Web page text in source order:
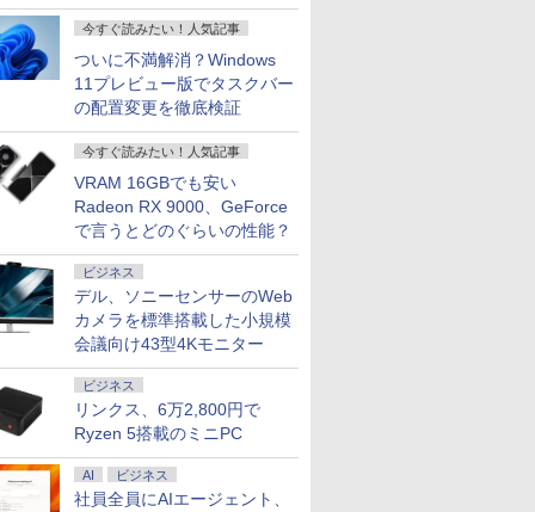
今すぐ読みたい！人気記事
ついに不満解消？Windows
11プレビュー版でタスクバー
の配置変更を徹底検証
今すぐ読みたい！人気記事
VRAM 16GBでも安い
Radeon RX 9000、GeForce
で言うとどのぐらいの性能？
ビジネス
デル、ソニーセンサーのWeb
カメラを標準搭載した小規模
会議向け43型4Kモニター
ビジネス
リンクス、6万2,800円で
Ryzen 5搭載のミニPC
AI ビジネス
社員全員にAIエージェント、